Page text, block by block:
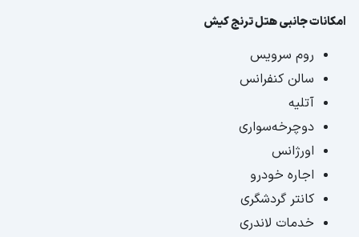
امکانات جانبی هتل ترنج کیش
روم سرویس
سالن کنفرانس
آتلیه
دوچرخه‌سواری
اورژانس
اجاره خودرو
کانتر گردشگری
خدمات لاندری